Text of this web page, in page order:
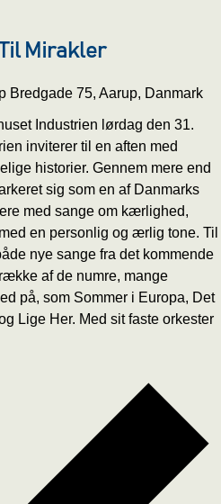
Mirakler
Bredgade 75, Aarup, Danmark
Industrien lørdag den 31.
inviterer til en aften med
historier. Gennem mere end
sig som en af Danmarks
med sange om kærlighed,
en personlig og ærlig tone. Til
nye sange fra det kommende
af de numre, mange
på, som Sommer i Europa, Det
Lige Her. Med sit faste orkester